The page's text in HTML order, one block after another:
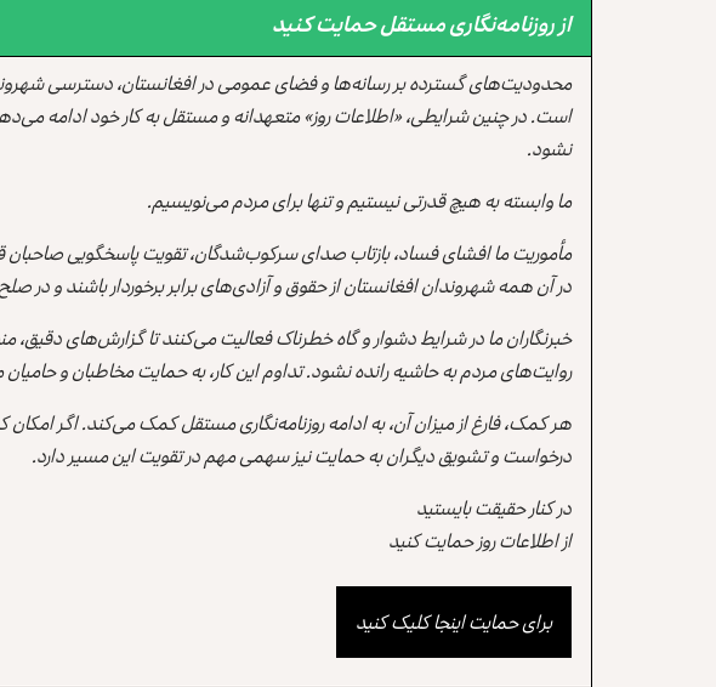
از روزنامه‌نگاری مستقل حمایت کنید
محدودیت‌های گسترده بر رسانه‌ها و فضای عمومی در افغانستان، دسترسی
است. در چنین شرایطی، «اطلاعات روز» متعهدانه و مستقل به کار خود ادامه
نشود.
ما وابسته به هیچ قدرتی نیستیم و تنها برای مردم می‌نویسیم.
مأموریت ما افشای فساد، بازتاب صدای سرکوب‌شدگان، تقویت پاسخگویی صاحبان
در آن همه شهروندان افغانستان از حقوق و آزادی‌های برابر برخوردار باشند و در
خبرنگاران ما در شرایط دشوار و گاه خطرناک فعالیت می‌کنند تا گزارش‌های دقیق،
روایت‌های مردم به حاشیه رانده نشود. تداوم این کار، به حمایت مخاطبان و
هر کمک، فارغ از میزان آن، به ادامه روزنامه‌نگاری مستقل کمک می‌کند. اگر
درخواست و تشویق دیگران به حمایت نیز سهمی مهم در تقویت این مسیر دارد.
در کنار حقیقت بایستید
از اطلاعات روز حمایت کنید
برای حمایت اینجا کلیک کنید